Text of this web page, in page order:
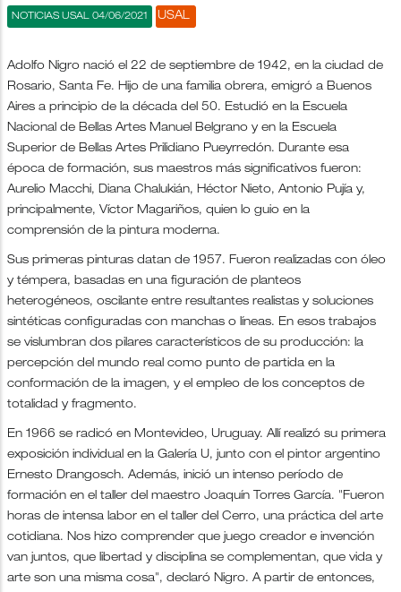
USAL
NOTICIAS USAL 04/06/2021
Adolfo Nigro nació el 22 de septiembre de 1942, en la ciudad de
Rosario, Santa Fe. Hijo de una familia obrera, emigró a Buenos
Aires a principio de la década del 50. Estudió en la Escuela
Nacional de Bellas Artes Manuel Belgrano y en la Escuela
Superior de Bellas Artes Prilidiano Pueyrredón. Durante esa
época de formación, sus maestros más significativos fueron:
Aurelio Macchi, Diana Chalukián, Héctor Nieto, Antonio Pujía y,
principalmente, Víctor Magariños, quien lo guio en la
comprensión de la pintura moderna.
Sus primeras pinturas datan de 1957. Fueron realizadas con óleo
y témpera, basadas en una figuración de planteos
heterogéneos, oscilante entre resultantes realistas y soluciones
sintéticas configuradas con manchas o líneas. En esos trabajos
se vislumbran dos pilares característicos de su producción: la
percepción del mundo real como punto de partida en la
conformación de la imagen, y el empleo de los conceptos de
totalidad y fragmento.
En 1966 se radicó en Montevideo, Uruguay. Allí realizó su primera
exposición individual en la Galería U, junto con el pintor argentino
Ernesto Drangosch. Además, inició un intenso período de
formación en el taller del maestro Joaquín Torres García. "Fueron
horas de intensa labor en el taller del Cerro, una práctica del arte
cotidiana. Nos hizo comprender que juego creador e invención
van juntos, que libertad y disciplina se complementan, que vida y
arte son una misma cosa", declaró Nigro. A partir de entonces,